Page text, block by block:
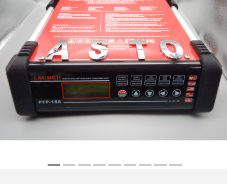
オプション品（17）
TPMS（4）
その他（9）
安定化電源ユニット（8）
バッテリーテスター（4）
古い車両用診断テスター（10）
バイク用診断テスター（7）
その他（20）
ドイツ車（211）
イタリア/フランス車（27）
イギリス車（23）
アメリカ車（15）
スウェーデン車（20）
その他（8）
スウェーデン車（45）
日本車（40）
ロシア（8）
ブレーキキャリパーリペアキット（368）
イモビライザーOFF（1）
その他（6）